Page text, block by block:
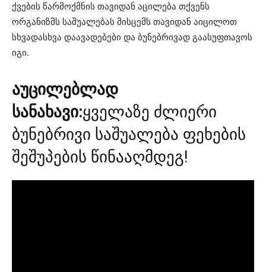
ქვების წარმოქმნის თავიდან აცილება თქვენს
ორგანიზმს საშუალებას მისცემს თავიდან აიცილოთ
სხვადასხვა დაავადებები და ბუნებრივად გაასუფთავოს
იგი.
აუცილებლად
სანახავი:ყველაზე ძლიერი
ბუნებრივი საშუალება ფეხების
შეშუპების წინააღმდეგ!